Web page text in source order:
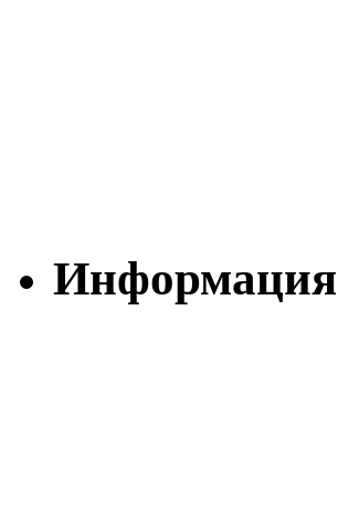
Информация